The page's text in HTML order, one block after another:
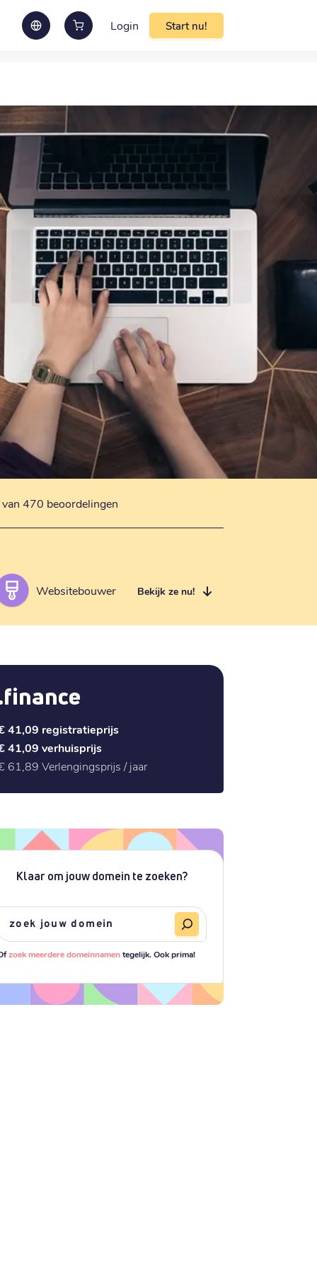
Login Start nu!
470 beoordelingen
Websitebouwer Bekijk ze nu!
41,09 registratieprijs
41,09 verhuisprijs
61,89 Verlengingsprijs / jaar
Klaar om jouw domein te zoeken?
zoek meerdere domeinnamentegelijk. Ook prima!